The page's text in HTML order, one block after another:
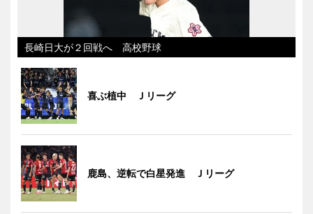
長崎日大が２回戦へ 高校野球
喜ぶ植中 Ｊリーグ
鹿島、逆転で白星発進 Ｊリーグ